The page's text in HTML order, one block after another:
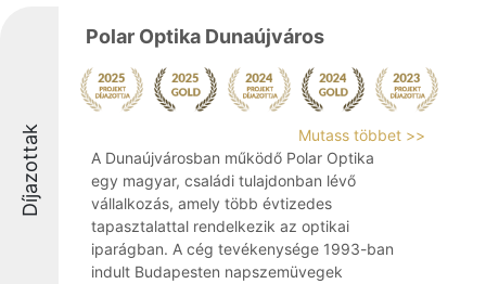
Díjazottak
Polar Optika Dunaújváros
Mutass többet >>
A Dunaújvárosban működő Polar Optika
egy magyar, családi tulajdonban lévő
vállalkozás, amely több évtizedes
tapasztalattal rendelkezik az optikai
iparágban. A cég tevékenysége 1993-ban
indult Budapesten napszemüvegek